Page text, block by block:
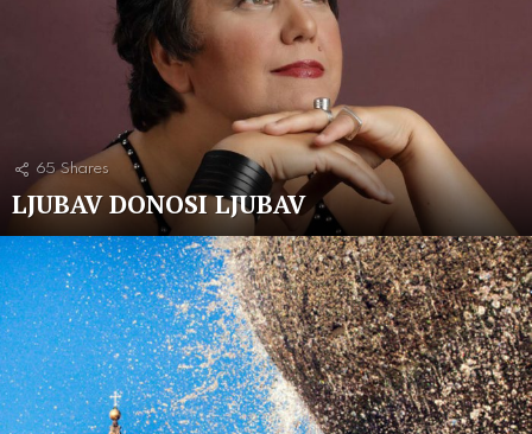
65 Shares
LJUBAV DONOSI LJUBAV